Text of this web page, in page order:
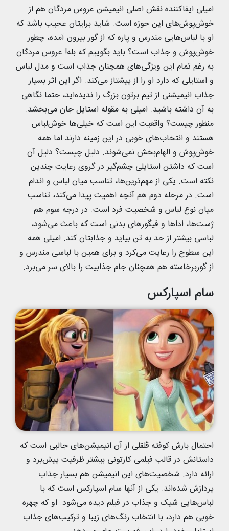
امیلی ایفاکننده نقش اصلی انیمیشن عروس مردگان هم از
خوش‌پوش‌های این حوزه است. شاید برایتان عجیب باشد که
او با لباس‌هایی مندرس و پاره که از گور بیرون آمده، چطور
خوش‌پوش و جذاب است؟ باید بگوییم که بله! عروس مردگان
به رغم تمام این ویژگی‌های همچنان جذاب است و مدل لباس
و استایلی که دارد او را از پیشتاز می‌کند. اگر این اثر بسیار
جذاب انیمیشنی از تیم برتون بزرگ را ندیده‌اید، حتما نگاهی
به آن داشته باشید. امیلی به مقوله استایل جان می‌بخشد.
منظور چیست؟ واقعیت این است که خیلی‌ها خوش‌لباس
هستند و انتخاب‌های خوبی در این زمینه دارند اما همه
خوش‌پوش و الهام‌بخش نمی‌شوند. دلیل چیست؟ دلیل آن
است که داشتن استایلی چشم‌گیر در گروی رعایت چندین
نکته است. یکی از مهم‌ترین‌ها، تناسب میان لباس و اندام
است. در مرحله دوم هم آنچه اهمیت پیدا می‌کند، تناسب
میان نوع لباس و شخصیت فرد است. در درجه سوم هم
ژست‌ها، اداها و فیگورهای بدنی است که باعث می‌شود،
لباسی بیشتر از حد به تن بیاید و جذابتان کند. امیلی همه
این سطوح را رعایت می‌کرد و برای همین با لباسی مندرس و
از گوربرخاسته هم همچنان جام جذابیت را بالای سر می‌برد.
سام اسپارکس
احتمال بارش کوفته قلقلی از آن انیمیشن‌های جالبی است که
داستانش در قالب فیلمی کارتونی بیشتر ظرفیت پیش‌برد و
ارائه دارد. شخصیت‌های این انیمیشن هم بسیار جذاب
پردازش شده‌اند. یکی از آنها سام اسپارکس است که با
لباس‌هایی شیک و جذاب در فیلم دیده می‌شود. او که چهره
خوبی هم دارد، با انتخاب رنگ‌های زیبا و ترکیب‌های جذاب